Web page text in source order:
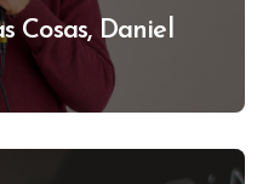
Cosas, Daniel